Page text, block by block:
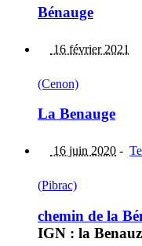
Bénauge
16 février 2021
(Cenon)
La Benauge
16 juin 2020 -
(Pibrac)
chemin de la
IGN : la